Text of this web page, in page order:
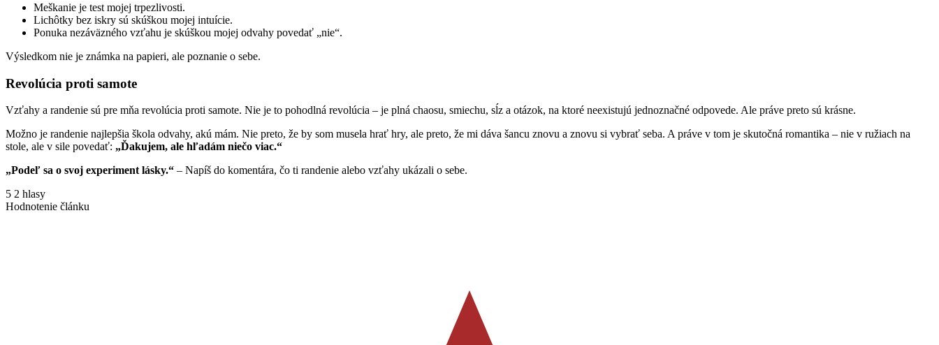
Meškanie je test mojej trpezlivosti.
Lichôtky bez iskry sú skúškou mojej intuície.
Ponuka nezáväzného vzťahu je skúškou mojej odvahy povedať „nie“.
Výsledkom nie je známka na papieri, ale poznanie o sebe.
Revolúcia proti samote
Vzťahy a randenie sú pre mňa revolúcia proti samote. Nie je to pohodlná revolúcia – je plná chaosu, smiechu, sĺz a otázok, na ktoré neexistujú jednoznačné odpovede. Ale práve preto sú krásne.
Možno je randenie najlepšia škola odvahy, akú mám. Nie preto, že by som musela hrať hry, ale preto, že mi dáva šancu znovu a znovu si vybrať seba. A práve v tom je skutočná romantika – nie v ružiach na
stole, ale v sile povedať: „Ďakujem, ale hľadám niečo viac.“
„Podeľ sa o svoj experiment lásky.“ – Napíš do komentára, čo ti randenie alebo vzťahy ukázali o sebe.
5 2 hlasy
Hodnotenie článku